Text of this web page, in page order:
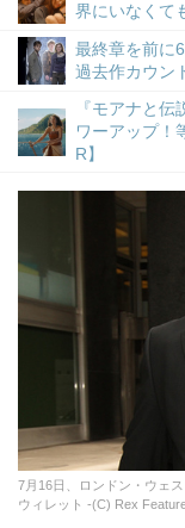
界にいなくて
最終章を前に
過去作カウン
『モアナと
ワーアップ！
R】
7月16日、ロンドン・ウェ
ウィレット -(C) Rex